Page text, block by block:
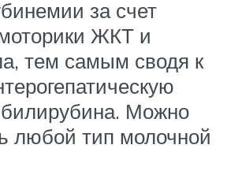
за счет
ЖКТ и
тем самым сводя к
Можно
любой тип молочной